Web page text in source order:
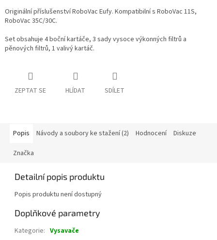
Originální příslušenství RoboVac Eufy. Kompatibilní s RoboVac 11S,
RoboVac 35C/30C.
Set obsahuje 4 boční kartáče, 3 sady vysoce výkonných filtrů a
pěnových filtrů, 1 valivý kartáč.
ZEPTAT SE HLÍDAT SDÍLET
Popis Návody a soubory ke stažení (2) Hodnocení Diskuze
Značka
Detailní popis produktu
Popis produktu není dostupný
Doplňkové parametry
Kategorie: Vysavače